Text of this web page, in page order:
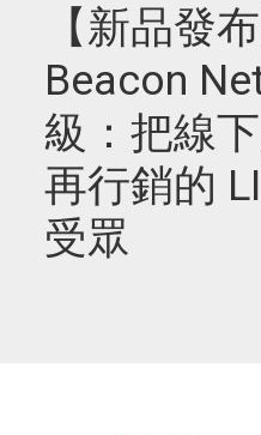
【新品發
Beacon
級：把線
再行銷的
受眾